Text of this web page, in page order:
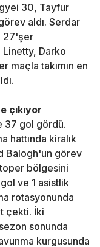
30, Tayfur
aldı. Serdar
27'şer
Darko
maçla takımın en
çıkıyor
37 gol gördü.
hattında kiralık
Balogh'un görev
bölgesini
ve 1 asistlik
rotasyonunda
çekti. İki
sonunda
kurgusunda